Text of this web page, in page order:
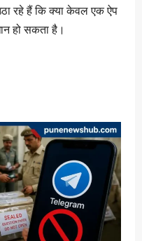
रहे हैं कि क्या केवल एक ऐप
हो सकता है।